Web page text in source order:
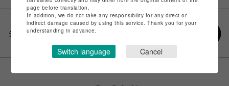
シェアする
page before translation.
In addition, we do not take any responsibility for any direct or
indirect damage caused by using this service. Thank you for your
understanding in advance.
Switch language Cancel